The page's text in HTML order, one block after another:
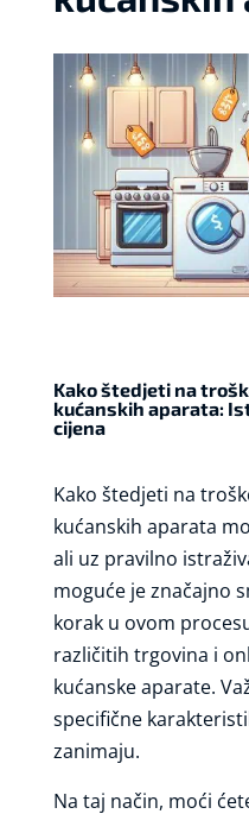
Kako štedjeti na
kućanskih aparata:
cijena
Kako štedjeti na
kućanskih aparata
ali uz pravilno
moguće je značajno
korak u ovom
različitih trgovina i
kućanske aparate.
specifične
zanimaju.
Na taj način, moći